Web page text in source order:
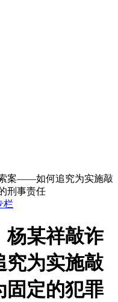
栏
杨某祥敲诈
为实施敲
固定的犯罪